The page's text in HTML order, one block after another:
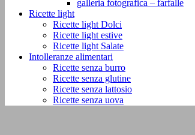
galleria fotografica – farfalle
Ricette light
Ricette light Dolci
Ricette light estive
Ricette light Salate
Intolleranze alimentari
Ricette senza burro
Ricette senza glutine
Ricette senza lattosio
Ricette senza uova